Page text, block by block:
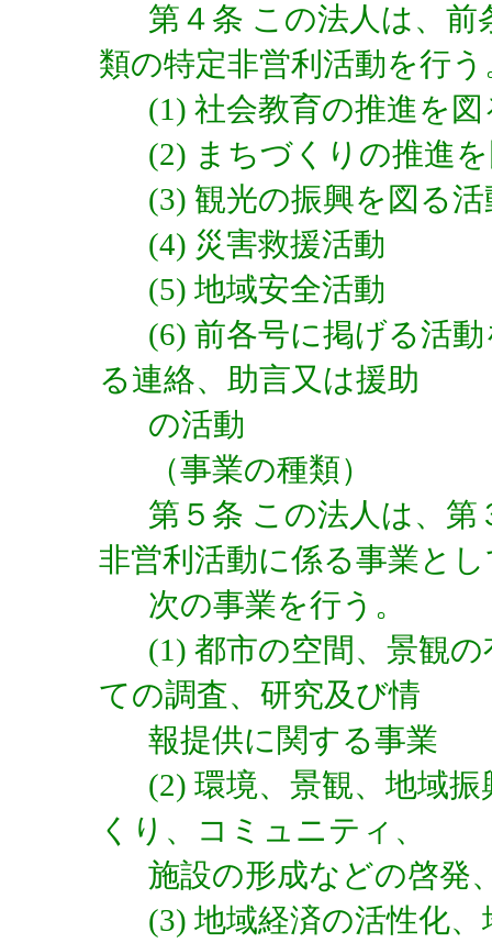
第４条 この法人は、
類の特定非営利活動を行う
(1) 社会教育の推進を
(2) まちづくりの推進
(3) 観光の振興を図る活
(4) 災害救援活動
(5) 地域安全活動
(6) 前各号に掲げる活
る連絡、助言又は援助
の活動
（事業の種類）
第５条 この法人は、
非営利活動に係る事業と
次の事業を行う。
(1) 都市の空間、景観
ての調査、研究及び情
報提供に関する事業
(2) 環境、景観、地域
くり、コミュニティ、
施設の形成などの啓発
(3) 地域経済の活性化